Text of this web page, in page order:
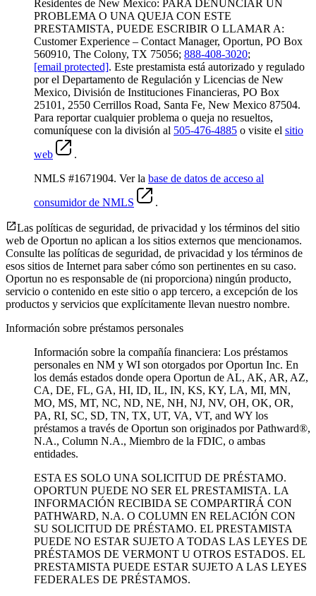
Residentes de New Mexico: PARA DENUNCIAR UN
PROBLEMA O UNA QUEJA CON ESTE
PRESTAMISTA, PUEDE ESCRIBIR O LLAMAR A:
Customer Experience – Contact Manager, Oportun, PO Box
560910, The Colony, TX 75056; 888-408-3020;
[email protected]. Este prestamista está autorizado y regulado
por el Departamento de Regulación y Licencias de New
Mexico, División de Instituciones Financieras, PO Box
25101, 2550 Cerrillos Road, Santa Fe, New Mexico 87504.
Para reportar cualquier problema o queja no resueltos,
comuníquese con la división al 505-476-4885 o visite el sitio
web
.
NMLS #1671904. Ver la base de datos de acceso al
consumidor de NMLS
.
Las políticas de seguridad, de privacidad y los términos del sitio
web de Oportun no aplican a los sitios externos que mencionamos.
Consulte las políticas de seguridad, de privacidad y los términos de
esos sitios de Internet para saber cómo son pertinentes en su caso.
Oportun no es responsable de (ni proporciona) ningún producto,
servicio o contenido en este sitio o app tercero, a excepción de los
productos y servicios que explícitamente llevan nuestro nombre.
Información sobre préstamos personales
Información sobre la compañía financiera: Los préstamos
personales en NM y WI son otorgados por Oportun Inc. En
los demás estados donde opera Oportun de AL, AK, AR, AZ,
CA, DE, FL, GA, HI, ID, IL, IN, KS, KY, LA, MI, MN,
MO, MS, MT, NC, ND, NE, NH, NJ, NV, OH, OK, OR,
PA, RI, SC, SD, TN, TX, UT, VA, VT, and WY los
préstamos a través de Oportun son originados por Pathward®,
N.A., Column N.A., Miembro de la FDIC, o ambas
entidades.
ESTA ES SOLO UNA SOLICITUD DE PRÉSTAMO.
OPORTUN PUEDE NO SER EL PRESTAMISTA. LA
INFORMACIÓN RECIBIDA SE COMPARTIRÁ CON
PATHWARD, N.A. O COLUMN EN RELACIÓN CON
SU SOLICITUD DE PRÉSTAMO. EL PRESTAMISTA
PUEDE NO ESTAR SUJETO A TODAS LAS LEYES DE
PRÉSTAMOS DE VERMONT U OTROS ESTADOS. EL
PRESTAMISTA PUEDE ESTAR SUJETO A LAS LEYES
FEDERALES DE PRÉSTAMOS.